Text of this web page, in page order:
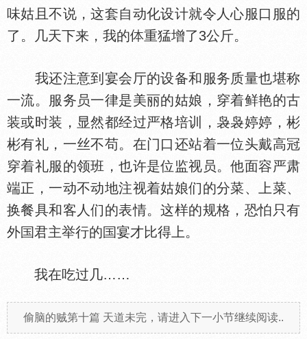
味姑且不说，这套自动化设计就令人心服口服的
了。几天下来，我的
重猛增了3公斤。
我还注意到宴会厅的设备和服务质量也堪称
一流。服务员一律是美丽的姑娘，穿着鲜艳的古
装或时装，显然都经过严格培训，袅袅婷婷，彬
彬有礼，一丝不苟。在门口还站着一位头戴高冠
穿着礼服的领班，也许是位监视员。他面容严肃
端正，一动不动地注视着姑娘们的分菜、上菜、
换餐具和客人们的表情。这样的规格，恐怕只有
外
君主举行的 宴才比得上。
我在吃过几……
偷脑的贼第十篇 天道未完，请进入下一小节继续阅读..